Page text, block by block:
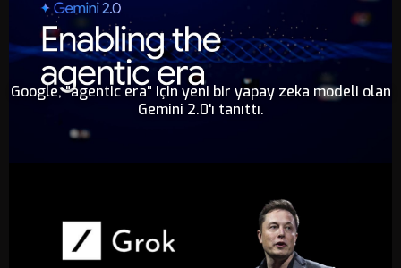
Google, "agentic era" için yeni bir yapay zeka modeli olan
Gemini 2.0'ı tanıttı.